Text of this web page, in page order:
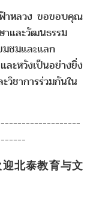
หลวง ขอขอบคุณ
าและวัฒนธรรม
มชมและแลก
ะหวังเป็นอย่างยิ่ง
วิชาการร่วมกันใน
北泰教育与文